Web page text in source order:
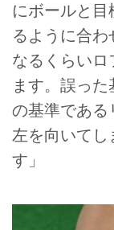
にボールと
るように合わ
なるくらいロ
ます。誤っ
の基準である
左を向いてし
す」